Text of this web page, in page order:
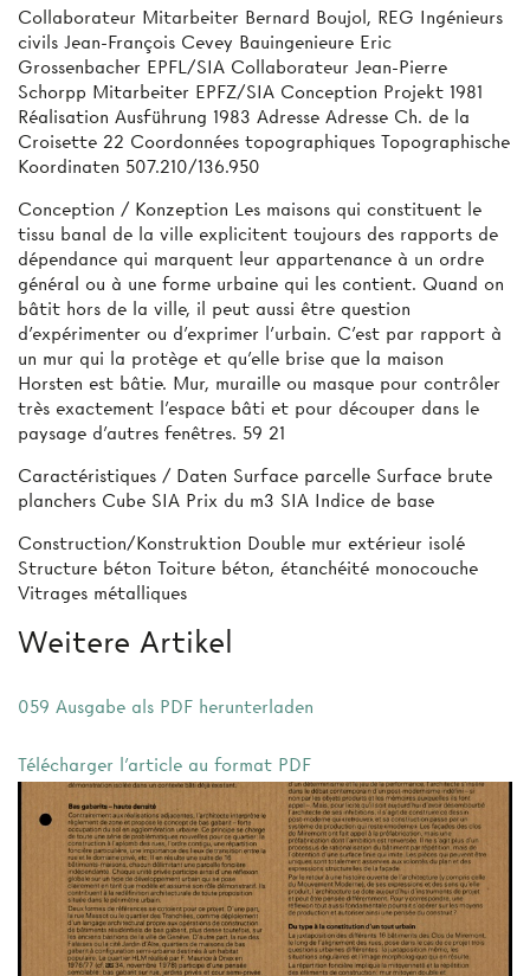
Collaborateur Mitarbeiter Bernard Boujol, REG Ingénieurs
civils Jean-François Cevey Bauingenieure Eric
Grossenbacher EPFL/SIA Collaborateur Jean-Pierre
Schorpp Mitarbeiter EPFZ/SIA Conception Projekt 1981
Réalisation Ausführung 1983 Adresse Adresse Ch. de la
Croisette 22 Coordonnées topographiques Topographische
Koordinaten 507.210/136.950
Conception / Konzeption Les maisons qui constituent le
tissu banal de la ville explicitent toujours des rapports de
dépendance qui marquent leur appartenance à un ordre
général ou à une forme urbaine qui les contient. Quand on
bâtit hors de la ville, il peut aussi être question
d'expérimenter ou d'exprimer l'urbain. C'est par rapport à
un mur qui la protège et qu'elle brise que la maison
Horsten est bâtie. Mur, muraille ou masque pour contrôler
très exactement l'espace bâti et pour découper dans le
paysage d'autres fenêtres. 59 21
Caractéristiques / Daten Surface parcelle Surface brute
planchers Cube SIA Prix du m3 SIA Indice de base
Construction/Konstruktion Double mur extérieur isolé
Structure béton Toiture béton, étanchéité monocouche
Vitrages métalliques
Weitere Artikel
059 Ausgabe als PDF herunterladen
Télécharger l'article au format PDF